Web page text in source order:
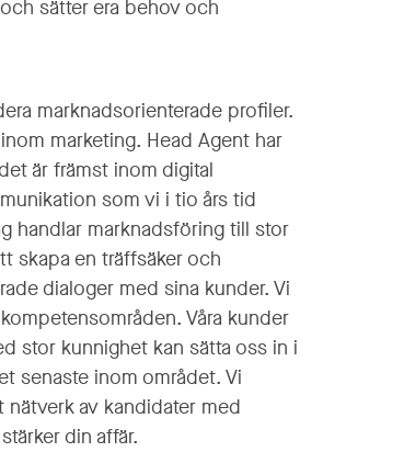
sätter era behov och
marknadsorienterade profiler.
marketing. Head Agent har
är främst inom digital
som vi i tio års tid
handlar marknadsföring till stor
skapa en träffsäker och
dialoger med sina kunder. Vi
Våra kunder
stor kunnighet kan sätta oss in i
senaste inom området. Vi
av kandidater med
din affär.